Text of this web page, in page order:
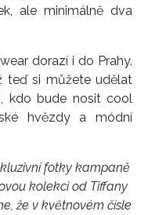
ale minimálně dva
dorazí i do Prahy.
teď si můžete udělat
kdo bude nosit cool
hvězdy a módní
fotky kampaně
kolekci od Tiffany
že v květnovém čísle